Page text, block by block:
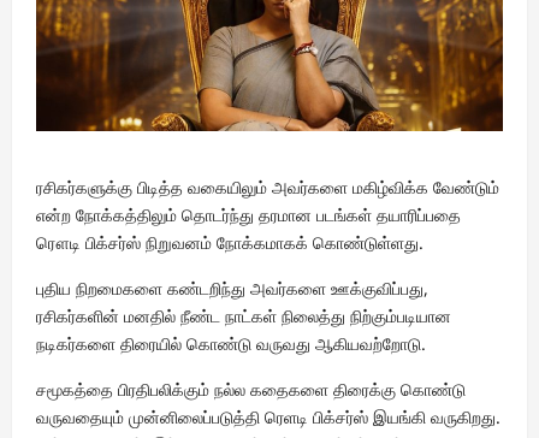
ரசிகர்களுக்கு பிடித்த வகையிலும் அவர்களை மகிழ்விக்க வேண்டும்
என்ற நோக்கத்திலும் தொடர்ந்து தரமான படங்கள் தயாரிப்பதை
ரௌடி பிக்சர்ஸ் நிறுவனம் நோக்கமாகக் கொண்டுள்ளது.
புதிய நிறமைகளை கண்டறிந்து அவர்களை ஊக்குவிப்பது,
ரசிகர்களின் மனதில் நீண்ட நாட்கள் நிலைத்து நிற்கும்படியான
நடிகர்களை திரையில் கொண்டு வருவது ஆகியவற்றோடு.
சமூகத்தை பிரதிபலிக்கும் நல்ல கதைகளை திரைக்கு கொண்டு
வருவதையும் முன்னிலைப்படுத்தி ரெளடி பிக்சர்ஸ் இயங்கி வருகிறது.